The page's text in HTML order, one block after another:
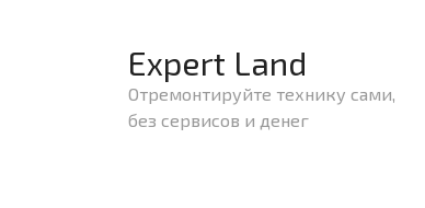
Expert Land
Отремонтируйте технику сами,
без сервисов и денег